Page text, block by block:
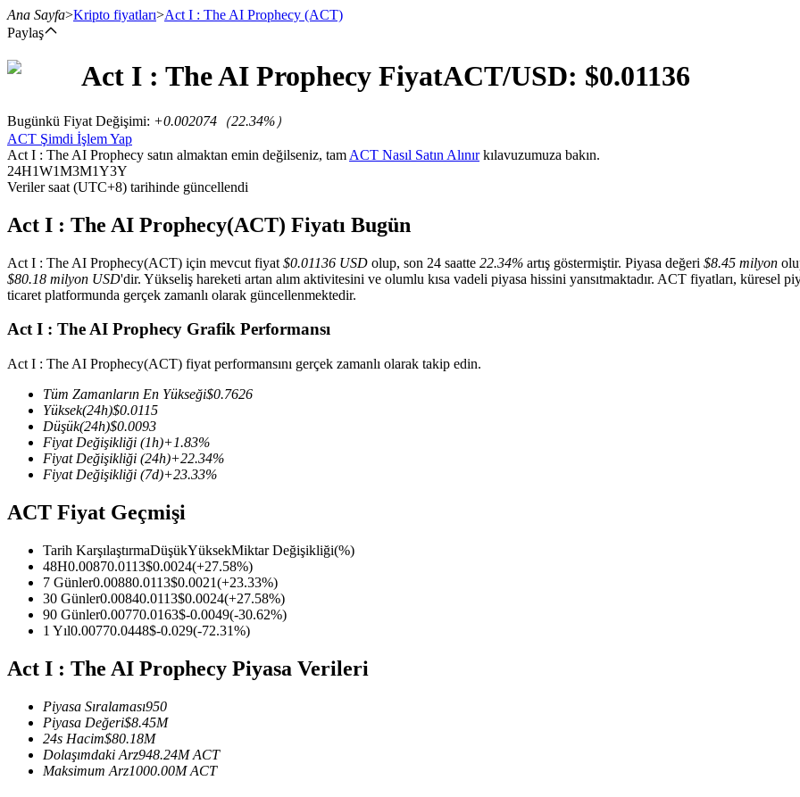
Vadeli İşlemler
USDT Vadeli İşlemleri
Teminat olarak USDT kullanan vadeli işlemler
COIN-M Vadeli İşlemleri
Kripto Para Vadeli İşlemleri
TradFi
Hisse senetleri, döviz, değerli metaller ve emtia türevleri
Ana Sayfa>Kripto fiyatları>Act I : The AI Prophecy (ACT)
Paylaş
Act I : The AI Prophecy FiyatACT/USD: $0.01136
Bugünkü Fiyat Değişimi: +0.002074 （22.34%）
ACT Şimdi İşlem Yap
Act I : The AI Prophecy satın almaktan emin değilseniz, tam ACT Nasıl Satın Alınırkılavuzumuza bakın.
24H1W1M3M1Y3Y
Veriler saat (UTC+8) tarihinde güncellendi
Act I : The AI Prophecy(ACT) Fiyatı Bugün
Act I : The AI Prophecy(ACT) için mevcut fiyat $0.01136 USD olup, son 24 saatte 22.34% artış göstermiştir. Piyasa değeri $8.45 milyon
$80.18 milyon USD'dir. Yükseliş hareketi artan alım aktivitesini ve olumlu kısa vadeli piyasa hissini yansıtmaktadır. ACT fiyatları, küresel
ticaret platformunda gerçek zamanlı olarak güncellenmektedir.
Act I : The AI Prophecy Grafik Performansı
Act I : The AI Prophecy(ACT) fiyat performansını gerçek zamanlı olarak takip edin.
Tüm Zamanların En Yükseği$0.7626
Yüksek(24h)$0.0115
Düşük(24h)$0.0093
Fiyat Değişikliği (1h)+1.83%
Fiyat Değişikliği (24h)+22.34%
Fiyat Değişikliği (7d)+23.33%
ACT Fiyat Geçmişi
Tarih KarşılaştırmaDüşükYüksekMiktar Değişikliği(%)
48H0.00870.0113$0.0024(+27.58%)
7 Günler0.00880.0113$0.0021(+23.33%)
30 Günler0.00840.0113$0.0024(+27.58%)
90 Günler0.00770.0163$-0.0049(-30.62%)
1 Yıl0.00770.0448$-0.029(-72.31%)
Act I : The AI Prophecy Piyasa Verileri
Piyasa Sıralaması950
Piyasa Değeri$8.45M
24s Hacim$80.18M
Dolaşımdaki Arz948.24M ACT
Maksimum Arz1000.00M ACT